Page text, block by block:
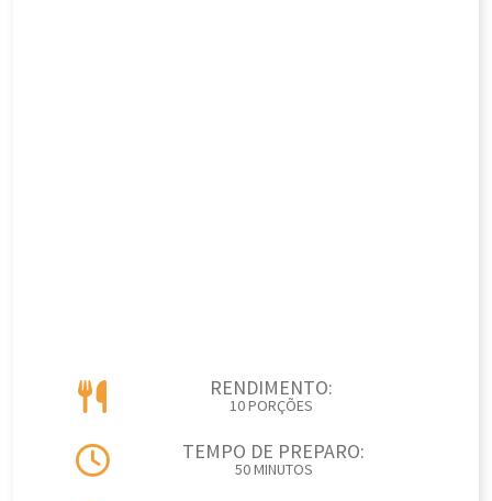
RENDIMENTO:
10 PORÇÕES
TEMPO DE PREPARO:
50 MINUTOS